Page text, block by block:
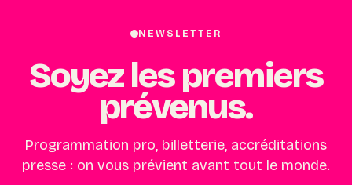
NEWSLETTER
Soyez les premiers
prévenus.
Programmation pro, billetterie, accréditations
presse : on vous prévient avant tout le monde.